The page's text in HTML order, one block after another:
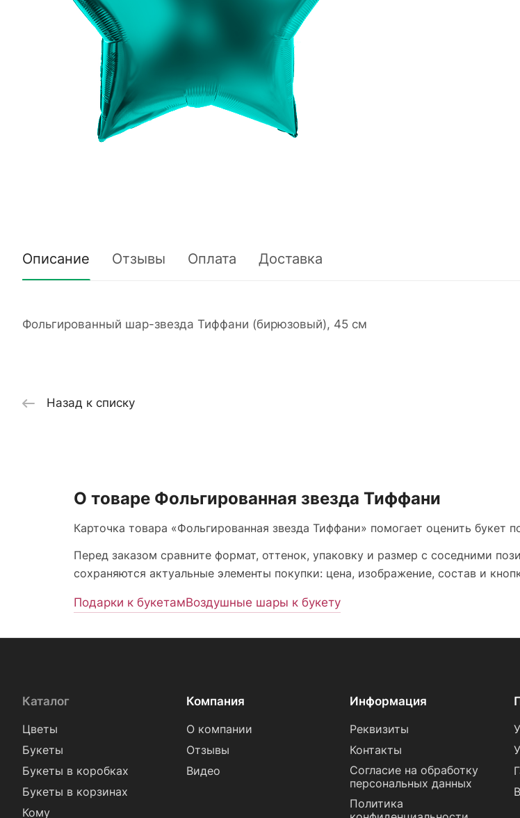
Описание Отзывы Оплата Доставка
Фольгированный шар-звезда Тиффани (бирюзовый), 45 см
Назад к списку
О товаре Фольгированная звезда Тиффани
Карточка товара «Фольгированная звезда Тиффани» помогает оценить букет
Перед заказом сравните формат, оттенок, упаковку и размер с соседними
сохраняются актуальные элементы покупки: цена, изображение, состав и
Подарки к букетамВоздушные шары к букету
Каталог
Цветы
Букеты
Букеты в коробках
Букеты в корзинах
Кому
Компания
О компании
Отзывы
Видео
Информация
Реквизиты
Контакты
Согласие на обработку
персональных данных
Политика